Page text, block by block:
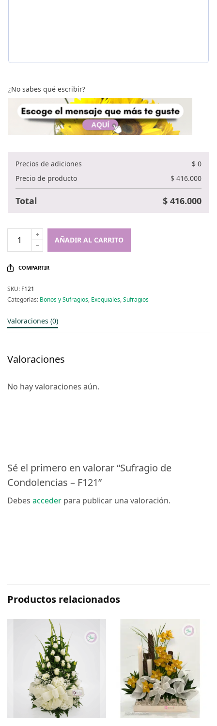
¿No sabes qué escribir?
Precios de adiciones $ 0
Precio de producto
$ 416.000
Total $ 416.000
AÑADIR AL CARRITO
COMPARTIR
SKU: F121
Categorías: Bonos y Sufragios, Exequiales,Sufragios
Valoraciones (0)
Valoraciones
No hay valoraciones aún.
Sé el primero en valorar “Sufragio de
Condolencias – F121”
Debesacceder para publicar una valoración.
Productos relacionados